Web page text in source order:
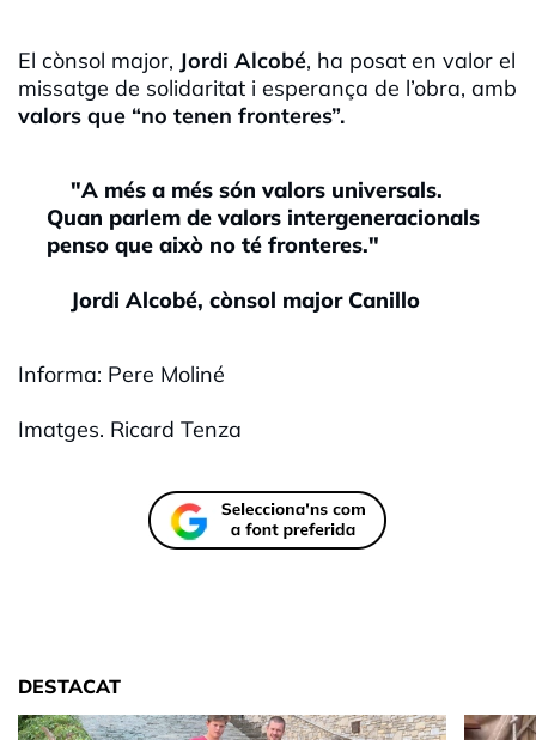
El cònsol major, Jordi Alcobé, ha posat en valor el
missatge de solidaritat i esperança de l’obra, amb
valors que “no tenen fronteres”.
"A més a més són valors universals.
Quan parlem de valors intergeneracionals
penso que això no té fronteres."
Jordi Alcobé, cònsol major Canillo
Informa: Pere Moliné
Imatges. Ricard Tenza
DESTACAT